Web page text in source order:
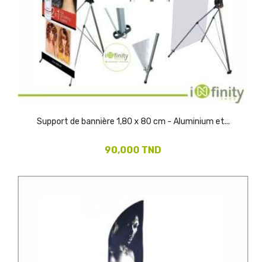
Support de bannière 1,80 x 80 cm - Aluminium et...
90,000 TND